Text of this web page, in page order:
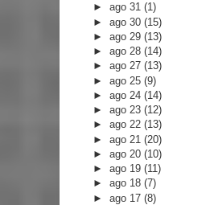
►ago 31(1)
►ago 30(15)
►ago 29(13)
►ago 28(14)
►ago 27(13)
►ago 25(9)
►ago 24(14)
►ago 23(12)
►ago 22(13)
►ago 21(20)
►ago 20(10)
►ago 19(11)
►ago 18(7)
►ago 17(8)